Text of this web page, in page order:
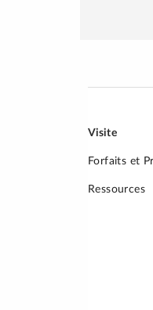
Visite
Forfaits et
Ressources